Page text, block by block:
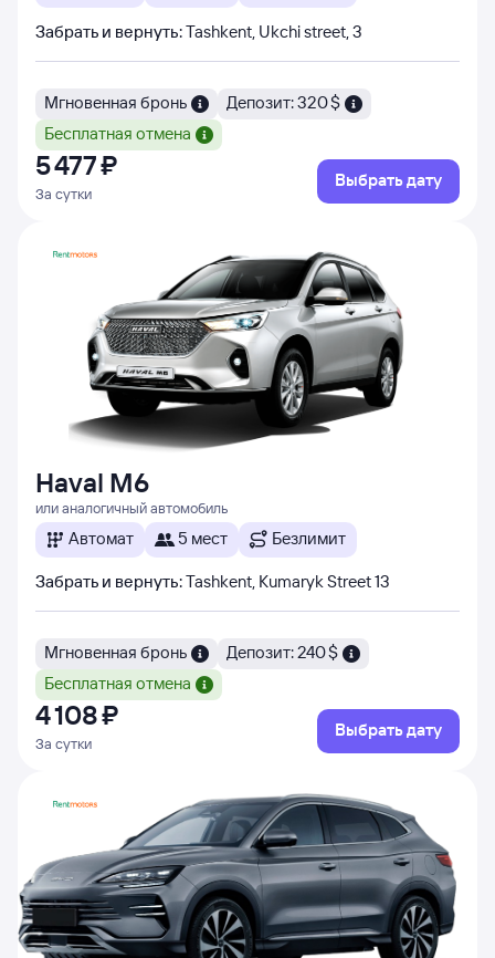
Забрать и вернуть:Tashkent, Ukchi street, 3
Мгновенная бронь
Депозит: 320 $
Бесплатная отмена
5 ⁠477 ⁠₽
За сутки
Выбрать дату
Haval M6
или аналогичный автомобиль
Автомат 5 мест Безлимит
Забрать и вернуть:Tashkent, Kumaryk Street 13
Мгновенная бронь
Депозит: 240 $
Бесплатная отмена
4 ⁠108 ⁠₽
За сутки
Выбрать дату